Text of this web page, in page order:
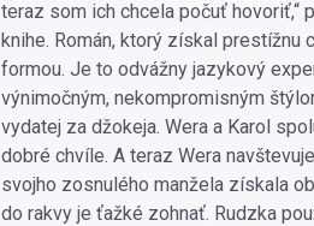
teraz som ich chcela počuť hovoriť,“
knihe. Román, ktorý získal prestížnu
formou. Je to odvážny jazykový
výnimočným, nekompromisným
vydatej za džokeja. Wera a Karol
dobré chvíle. A teraz Wera
svojho zosnulého manžela získala
do rakvy je ťažké zohnať. Rudzka